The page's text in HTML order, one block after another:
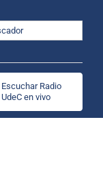
Escuchar Radio
UdeC en vivo